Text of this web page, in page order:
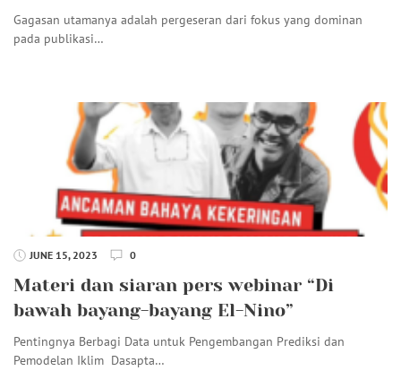
Gagasan utamanya adalah pergeseran dari fokus yang dominan
pada publikasi…
JUNE 15, 2023 0
Materi dan siaran pers webinar “Di
bawah bayang-bayang El-Nino”
Pentingnya Berbagi Data untuk Pengembangan Prediksi dan
Pemodelan Iklim Dasapta…